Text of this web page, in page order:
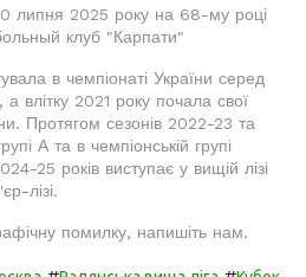
липня 2025 року на 68-му році
клуб "Карпати"
в чемпіонаті України серед
влітку 2021 року почала свої
Протягом сезонів 2022-23 та
А та в чемпіонській групі
25 років виступає у вищій лізі
лізі.
помилку, напишіть нам.